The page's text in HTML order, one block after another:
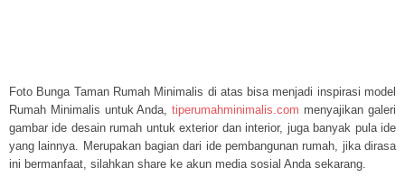
Foto Bunga Taman Rumah Minimalis di atas bisa menjadi inspirasi model
Rumah Minimalis untuk Anda,tiperumahminimalis.com menyajikan galeri
gambar ide desain rumah untuk exterior dan interior, juga banyak pula ide
yang lainnya. Merupakan bagian dari ide pembangunan rumah, jika dirasa
ini bermanfaat, silahkan share ke akun media sosial Anda sekarang.